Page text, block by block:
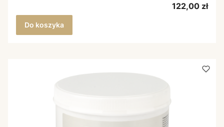
Cena
122,00 zł
Do koszyka